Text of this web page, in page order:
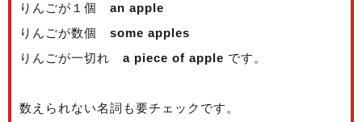
りんごが１個 an apple
りんごが数個 some apples
りんごが一切れ a piece of apple です。
数えられない名詞も要チェックです。